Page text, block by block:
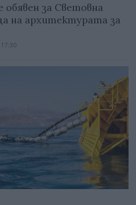
обявен за Световна
на архитектурата за